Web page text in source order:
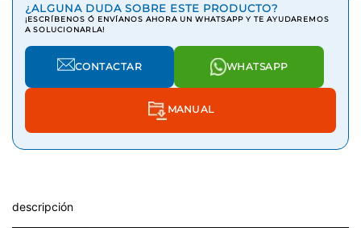
¿ALGUNA DUDA SOBRE ESTE PRODUCTO?
¡ESCRÍBENOS Ó ENVÍANOS AHORA UN WHATSAPP Y TE AYUDAREMOS
A SOLUCIONARLA!
CONTACTAR WHATSAPP
MANUAL
descripción